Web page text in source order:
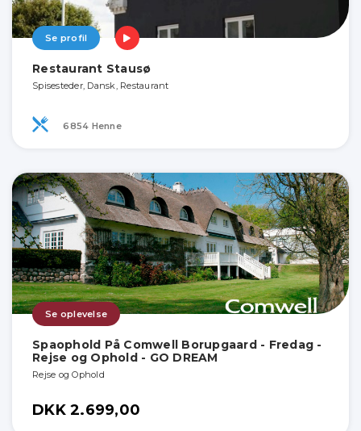
Se profil
Restaurant Stausø
Spisesteder, Dansk, Restaurant
6854 Henne
Se oplevelse
Spaophold På Comwell Borupgaard - Fredag -
Rejse og Ophold - GO DREAM
Rejse og Ophold
DKK 2.699,00